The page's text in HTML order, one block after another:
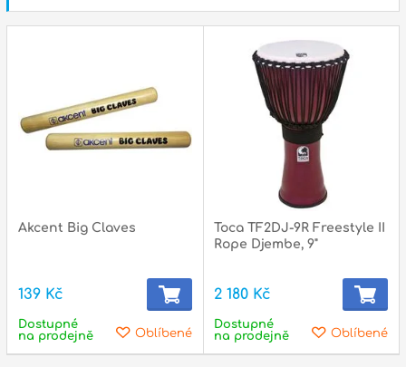
Akcent Big Claves
139 Kč
Oblíbené
Dostupné
na prodejně
Toca TF2DJ-9R Freestyle II
Rope Djembe, 9"
2 180 Kč
Oblíbené
Dostupné
na prodejně